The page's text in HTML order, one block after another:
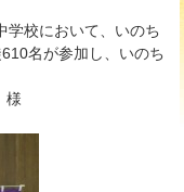
学校において、いのち
名が参加し、いのち
様